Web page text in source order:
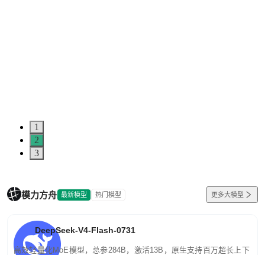
1
2
3
模力方舟 最新模型 热门模型 更多大模型
DeepSeek-V4-Flash-0731
高效轻量化MoE模型，总参284B，激活13B，原生支持百万超长上下